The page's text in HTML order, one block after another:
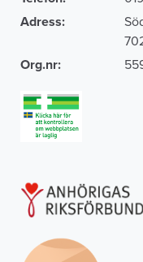
Adress:
Org.nr: